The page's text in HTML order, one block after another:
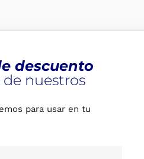
descuento
nuestros
para usar en tu